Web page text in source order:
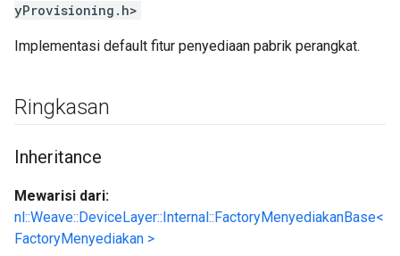
yProvisioning.h>
Implementasi default fitur penyediaan pabrik perangkat.
Ringkasan
Inheritance
Mewarisi dari:
nl::Weave::DeviceLayer::Internal::FactoryMenyediakanBase<
FactoryMenyediakan >